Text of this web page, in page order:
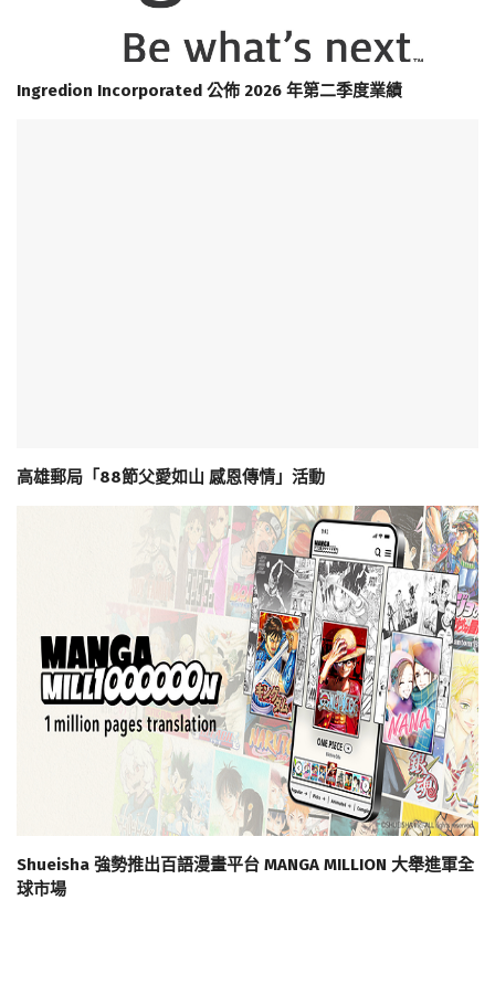
Ingredion Incorporated 公佈 2026 年第二季度業績
高雄郵局「88節父愛如山 感恩傳情」活動
Shueisha 強勢推出百語漫畫平台 MANGA MILLION 大舉進軍全
球市場